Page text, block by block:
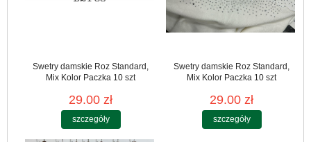
Swetry damskie Roz Standard,
Mix Kolor Paczka 10 szt
29.00 zł
szczegóły
Swetry damskie Roz Standard,
Mix Kolor Paczka 10 szt
29.00 zł
szczegóły